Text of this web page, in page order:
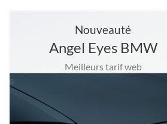
Nouveauté
Angel Eyes BMW
Meilleurs tarif web